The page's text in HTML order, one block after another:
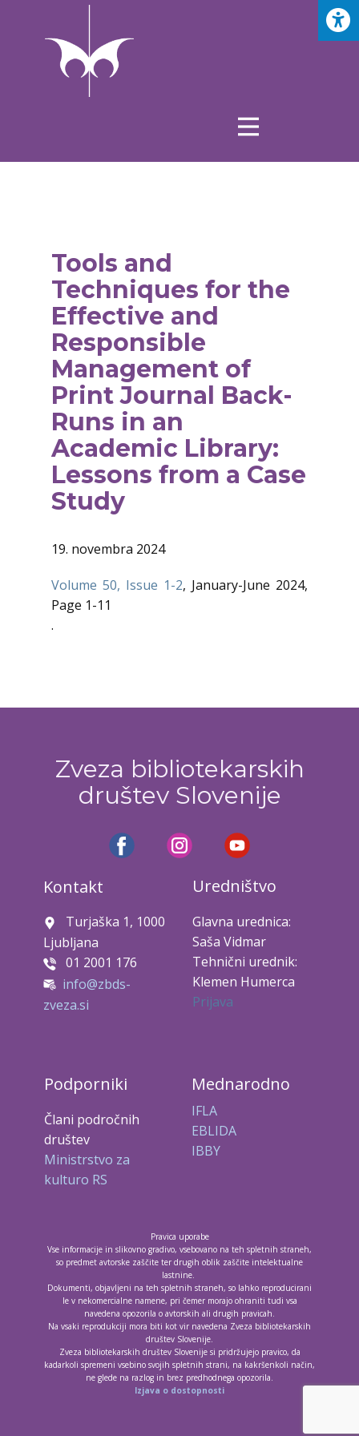
Tools and
Techniques for the
Effective and
Responsible
Management of
Print Journal Back-
Runs in an
Academic Library:
Lessons from a Case
Study
19. novembra 2024
Volume 50, Issue 1-2, January-June 2024,
Page 1-11
.
Zveza bibliotekarskih
društev Slovenije
Kontakt
Turjaška 1, 1000
Ljubljana
01 2001 176
info@zbds-
zveza.si
Uredništvo
Glavna urednica:
Saša Vidmar
Tehnični urednik:
Klemen Humerca
Prijava
Podporniki
Člani področnih
društev
Ministrstvo za
kulturo RS
Mednarodno
IFLA
EBLIDA
IBBY
Pravica uporabe
Vse informacije in slikovno gradivo, vsebovano na teh spletnih straneh,
so predmet avtorske zaščite ter drugih oblik zaščite intelektualne
lastnine.
Dokumenti, objavljeni na teh spletnih straneh, so lahko reproducirani
le v nekomercialne namene, pri čemer morajo ohraniti tudi vsa
navedena opozorila o avtorskih ali drugih pravicah.
Na vsaki reprodukciji mora biti kot vir navedena Zveza bibliotekarskih
društev Slovenije.
Zveza bibliotekarskih društev Slovenije si pridržujejo pravico, da
kadarkoli spremeni vsebino svojih spletnih strani, na kakršenkoli način,
ne glede na razlog in brez predhodnega opozorila.
Izjava o dostopnosti